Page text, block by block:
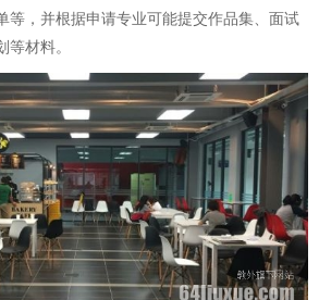
等，并根据申请专业可能提交作品集、面试
等材料。